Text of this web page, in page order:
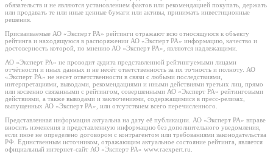
обязательств и не являются установлением фактов или рекомендацией покупать, держать
или продавать те или иные ценные бумаги или активы, принимать инвестиционные
решения.
Присваиваемые АО «Эксперт РА» рейтинги отражают всю относящуюся к объекту
рейтинга и находящуюся в распоряжении АО «Эксперт РА» информацию, качество и
достоверность которой, по мнению АО «Эксперт РА», являются надлежащими.
АО «Эксперт РА» не проводит аудита представленной рейтингуемыми лицами
отчётности и иных данных и не несёт ответственность за их точность и полноту. АО
«Эксперт РА» не несет ответственности в связи с любыми последствиями,
интерпретациями, выводами, рекомендациями и иными действиями третьих лиц, прямо
или косвенно связанными с рейтингом, совершенными АО «Эксперт РА» рейтинговыми
действиями, а также выводами и заключениями, содержащимися в пресс-релизах,
выпущенных АО «Эксперт РА», или отсутствием всего перечисленного.
Представленная информация актуальна на дату её публикации. АО «Эксперт РА» вправе
вносить изменения в представленную информацию без дополнительного уведомления,
если иное не определено договором с контрагентом или требованиями законодательства
РФ. Единственным источником, отражающим актуальное состояние рейтинга, является
официальный интернет-сайт АО «Эксперт РА» www.raexpert.ru.